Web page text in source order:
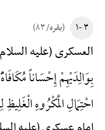
۳ -۱ (بقره/ ۸۳)
العسکری (علیه
بِوَالِدَیْهِمْ إِحْسَاناً
احْتِمَالِ الْمَکْرُوهِ